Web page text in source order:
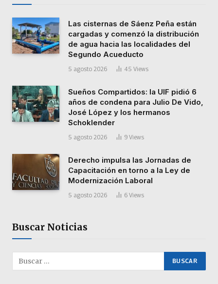
Las cisternas de Sáenz Peña están
cargadas y comenzó la distribución
de agua hacia las localidades del
Segundo Acueducto
5 agosto 2026 45 Views
Sueños Compartidos: la UIF pidió 6
años de condena para Julio De Vido,
José López y los hermanos
Schoklender
5 agosto 2026 9 Views
Derecho impulsa las Jornadas de
Capacitación en torno a la Ley de
Modernización Laboral
5 agosto 2026 6 Views
Buscar Noticias